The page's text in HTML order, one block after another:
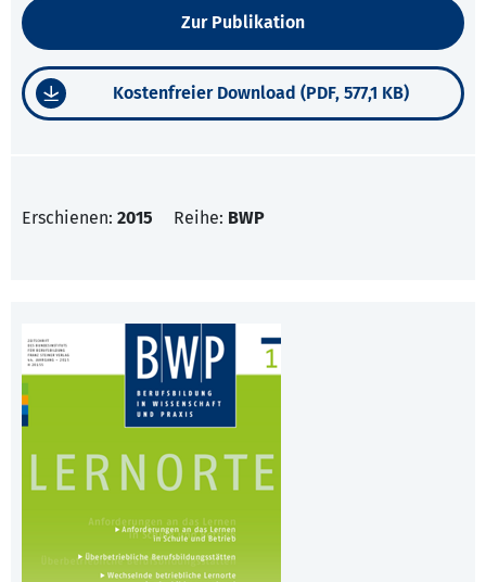
Zur Publikation
Kostenfreier Download (PDF, 577,1 KB)
Erschienen: 2015 Reihe: BWP